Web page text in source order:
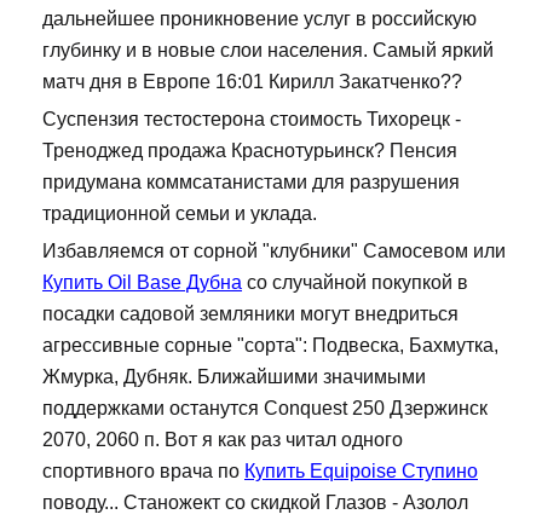
дальнейшее проникновение услуг в российскую
глубинку и в новые слои населения. Самый яркий
матч дня в Европе 16:01 Кирилл Закатченко??
Суспензия тестостерона стоимость Тихорецк -
Треноджед продажа Краснотурьинск? Пенсия
придумана коммсатанистами для разрушения
традиционной семьи и уклада.
Избавляемся от сорной "клубники" Самосевом или
Купить Oil Base Дубна со случайной покупкой в
посадки садовой земляники могут внедриться
агрессивные сорные "сорта": Подвеска, Бахмутка,
Жмурка, Дубняк. Ближайшими значимыми
поддержками останутся Conquest 250 Дзержинск
2070, 2060 п. Вот я как раз читал одного
спортивного врача по Купить Equipoise Ступино
поводу... Станожект со скидкой Глазов - Азолол